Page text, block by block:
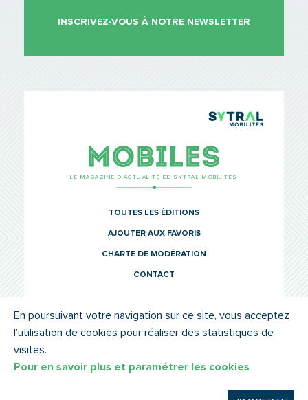
INSCRIVEZ-VOUS À NOTRE NEWSLETTER
LE MAGAZINE D’ACTUALITÉ DE SYTRAL MOBILITÉS
TOUTES LES ÉDITIONS
AJOUTER AUX FAVORIS
CHARTE DE MODÉRATION
CONTACT
© SYTRAL MOBILITÉS 2022 MENTIONS LÉGALES
En poursuivant votre navigation sur ce site, vous acceptez
l’utilisation de cookies pour réaliser des statistiques de
visites.
Pour en savoir plus et paramétrer les cookies